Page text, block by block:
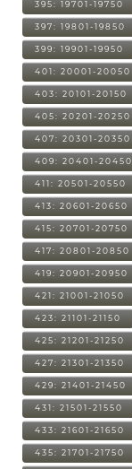
395: 19701-19750
397: 19801-19850
399: 19901-19950
401: 20001-20050
403: 20101-20150
405: 20201-20250
407: 20301-20350
409: 20401-20450
411: 20501-20550
413: 20601-20650
415: 20701-20750
417: 20801-20850
419: 20901-20950
421: 21001-21050
423: 21101-21150
425: 21201-21250
427: 21301-21350
429: 21401-21450
431: 21501-21550
433: 21601-21650
435: 21701-21750